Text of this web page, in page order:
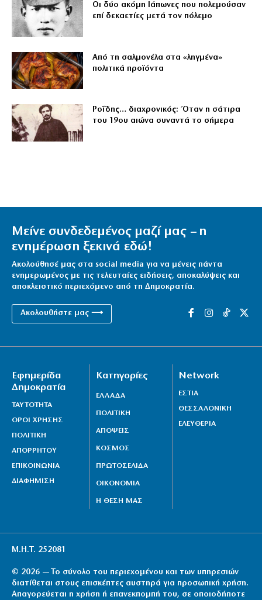
Οι δύο ακόμη Ιάπωνες που πολεμούσαν
επί δεκαετίες μετά τον πόλεμο
Από τη σαλμονέλα στα «ληγμένα»
πολιτικά προϊόντα
Ροΐδης… διαχρονικός: Όταν η σάτιρα
του 19ου αιώνα συναντά το σήμερα
Μείνε συνδεδεμένος μαζί μας – η
ενημέρωση ξεκινά εδώ!
Ακολούθησέ μας στα social media για να μένεις πάντα
ενημερωμένος με τις τελευταίες ειδήσεις, αποκαλύψεις και
αποκλειστικό περιεχόμενο από τη Δημοκρατία.
Ακολουθήστε μας ⟶
Εφημερίδα
Δημοκρατία
ΤΑΥΤΟΤΗΤΑ
ΟΡΟΙ ΧΡΗΣΗΣ
ΠΟΛΙΤΙΚΗ
ΑΠΟΡΡΗΤΟΥ
ΕΠΙΚΟΙΝΩΝΙΑ
ΔΙΑΦΗΜΙΣΗ
Κατηγορίες
ΕΛΛΑΔΑ
ΠΟΛΙΤΙΚΗ
ΑΠΟΨΕΙΣ
ΚΟΣΜΟΣ
ΠΡΩΤΟΣΕΛΙΔΑ
ΟΙΚΟΝΟΜΙΑ
Η ΘΕΣΗ ΜΑΣ
Network
ΕΣΤΙΑ
ΘΕΣΣΑΛΟΝΙΚΗ
ΕΛΕΥΘΕΡΙΑ
Μ.Η.Τ. 252081
© 2026 — Το σύνολο του περιεχομένου και των υπηρεσιών
διατίθεται στους επισκέπτες αυστηρά για προσωπική χρήση.
Απαγορεύεται η χρήση ή επανεκπομπή του, σε οποιοδήποτε